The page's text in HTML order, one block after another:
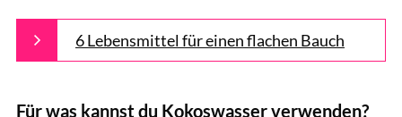
6 Lebensmittel für einen flachen Bauch
Für was kannst du Kokoswasser verwenden?